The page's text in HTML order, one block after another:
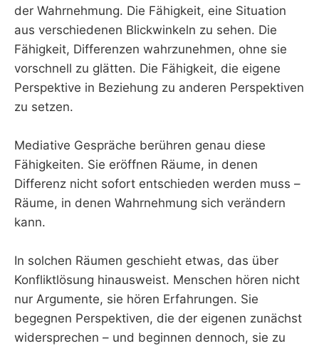
der Wahrnehmung. Die Fähigkeit, eine Situation
aus verschiedenen Blickwinkeln zu sehen. Die
Fähigkeit, Differenzen wahrzunehmen, ohne sie
vorschnell zu glätten. Die Fähigkeit, die eigene
Perspektive in Beziehung zu anderen Perspektiven
zu setzen.
Mediative Gespräche berühren genau diese
Fähigkeiten. Sie eröffnen Räume, in denen
Differenz nicht sofort entschieden werden muss –
Räume, in denen Wahrnehmung sich verändern
kann.
In solchen Räumen geschieht etwas, das über
Konfliktlösung hinausweist. Menschen hören nicht
nur Argumente, sie hören Erfahrungen. Sie
begegnen Perspektiven, die der eigenen zunächst
widersprechen – und beginnen dennoch, sie zu